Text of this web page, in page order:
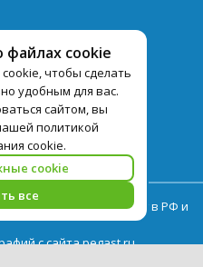
файлах cookie
чтобы сделать
удобным для вас.
сайтом, вы
политикой
cookie.
cookie
все
данных
туристических услуг в РФ и
с сайта pegast.ru